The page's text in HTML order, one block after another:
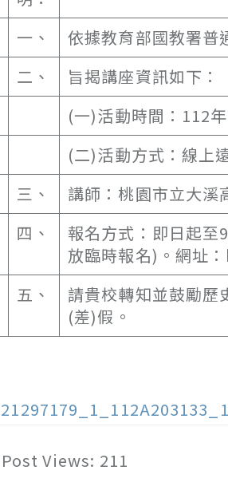
一、
依據教育部國教署普
二、
旨揭講座資訊如下：
(一)活動時間：112
(二)活動方式：線上
三、
講師：桃園市立大溪
四、
報名方式：即日起
放臨時報名)。網址
五、
請貴校轉知並鼓勵歷
(差)假。
Post Views: 211